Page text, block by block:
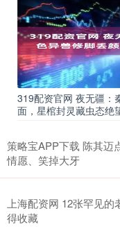
319配资官网 夜无疆：
面，星棺封灵藏虫态绝
策略宝APP下载 陈其迈
情愿、笑掉大牙
上海配资网 12张罕见
得收藏